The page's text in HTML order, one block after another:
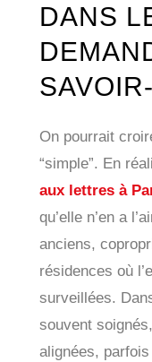
DANS
On pourrait
“simple”. En
aux lettres à
qu’elle n’en a
anciens,
résidences où
surveillées.
souvent
alignées,